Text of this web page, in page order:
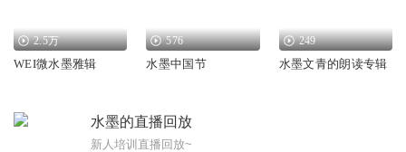
2.5万
WEI微水墨雅辑
576
水墨中国节
249
水墨文青的朗读专辑
水墨的直播回放
新人培训直播回放~